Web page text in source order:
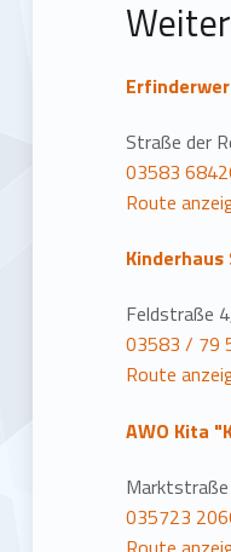
i
o
n
Straße der
03583
Route
Feldstraße
03583 / 79
Route
AWO Kita
035723